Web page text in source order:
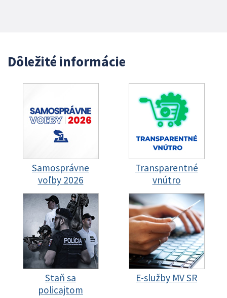
Dôležité informácie
Samosprávne
voľby 2026
Transparentné
vnútro
Staň sa
policajtom
E-služby MV SR